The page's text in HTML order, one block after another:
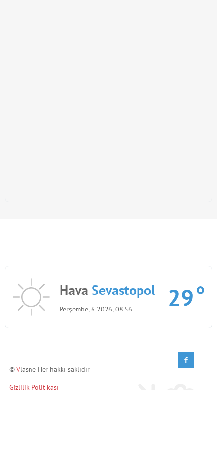
Hava Sevastopol
Perşembe, 6 2026, 08:56 29
© Vlasne Her hakkı saklıdır
Gizlilik Politikası